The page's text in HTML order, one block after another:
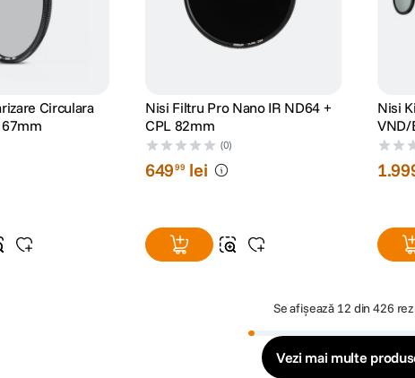
Circulara
Nisi Filtru Pro Nano IR ND64 +
CPL 82mm
(0)
64999 lei
Nisi
VND/
1.
Se afișează 12 din 426
Vezi mai multe